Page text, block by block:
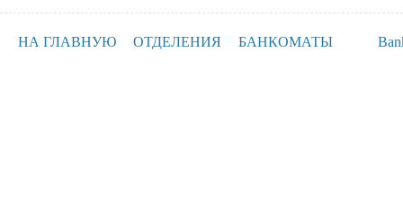
НА ГЛАВНУЮ ОТДЕЛЕНИЯ БАНКОМАТЫ